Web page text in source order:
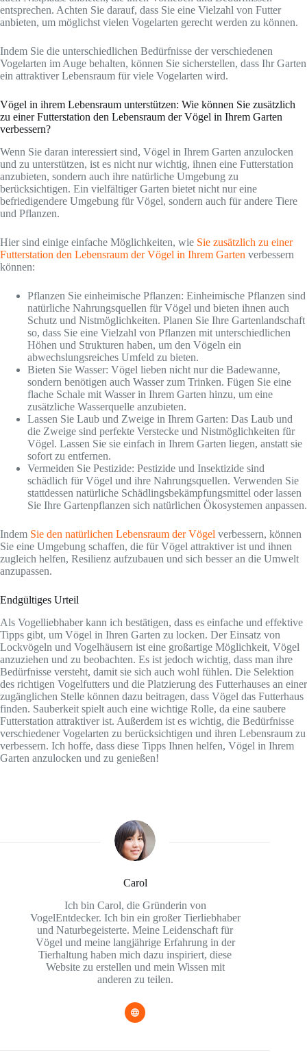
entsprechen. Achten Sie darauf, dass Sie eine Vielzahl von Futter
anbieten, um möglichst vielen Vogelarten gerecht werden zu können.
Indem Sie die unterschiedlichen Bedürfnisse der verschiedenen
Vogelarten im Auge behalten, können Sie sicherstellen, dass Ihr Garten
ein attraktiver Lebensraum für viele Vogelarten wird.
Vögel in ihrem Lebensraum unterstützen: Wie können Sie zusätzlich
zu einer Futterstation den Lebensraum der Vögel in Ihrem Garten
verbessern?
Wenn Sie daran interessiert sind, Vögel in Ihrem Garten anzulocken
und zu unterstützen, ist es nicht nur wichtig, ihnen eine Futterstation
anzubieten, sondern auch ihre natürliche Umgebung zu
berücksichtigen. Ein vielfältiger Garten bietet nicht nur eine
befriedigendere Umgebung für Vögel, sondern auch für andere Tiere
und Pflanzen.
Hier sind einige einfache Möglichkeiten, wie Sie zusätzlich zu einer
Futterstation den Lebensraum der Vögel in Ihrem Garten verbessern
können:
Pflanzen Sie einheimische Pflanzen: Einheimische Pflanzen sind
natürliche Nahrungsquellen für Vögel und bieten ihnen auch
Schutz und Nistmöglichkeiten. Planen Sie Ihre Gartenlandschaft
so, dass Sie eine Vielzahl von Pflanzen mit unterschiedlichen
Höhen und Strukturen haben, um den Vögeln ein
abwechslungsreiches Umfeld zu bieten.
Bieten Sie Wasser: Vögel lieben nicht nur die Badewanne,
sondern benötigen auch Wasser zum Trinken. Fügen Sie eine
flache Schale mit Wasser in Ihrem Garten hinzu, um eine
zusätzliche Wasserquelle anzubieten.
Lassen Sie Laub und Zweige in Ihrem Garten: Das Laub und
die Zweige sind perfekte Verstecke und Nistmöglichkeiten für
Vögel. Lassen Sie sie einfach in Ihrem Garten liegen, anstatt sie
sofort zu entfernen.
Vermeiden Sie Pestizide: Pestizide und Insektizide sind
schädlich für Vögel und ihre Nahrungsquellen. Verwenden Sie
stattdessen natürliche Schädlingsbekämpfungsmittel oder lassen
Sie Ihre Gartenpflanzen sich natürlichen Ökosystemen anpassen.
Indem Sie den natürlichen Lebensraum der Vögel verbessern, können
Sie eine Umgebung schaffen, die für Vögel attraktiver ist und ihnen
zugleich helfen, Resilienz aufzubauen und sich besser an die Umwelt
anzupassen.
Endgültiges Urteil
Als Vogelliebhaber kann ich bestätigen, dass es einfache und effektive
Tipps gibt, um Vögel in Ihren Garten zu locken. Der Einsatz von
Lockvögeln und Vogelhäusern ist eine großartige Möglichkeit, Vögel
anzuziehen und zu beobachten. Es ist jedoch wichtig, dass man ihre
Bedürfnisse versteht, damit sie sich auch wohl fühlen. Die Selektion
des richtigen Vogelfutters und die Platzierung des Futterhauses an einer
zugänglichen Stelle können dazu beitragen, dass Vögel das Futterhaus
finden. Sauberkeit spielt auch eine wichtige Rolle, da eine saubere
Futterstation attraktiver ist. Außerdem ist es wichtig, die Bedürfnisse
verschiedener Vogelarten zu berücksichtigen und ihren Lebensraum zu
verbessern. Ich hoffe, dass diese Tipps Ihnen helfen, Vögel in Ihrem
Garten anzulocken und zu genießen!
Carol
Ich bin Carol, die Gründerin von
VogelEntdecker. Ich bin ein großer Tierliebhaber
und Naturbegeisterte. Meine Leidenschaft für
Vögel und meine langjährige Erfahrung in der
Tierhaltung haben mich dazu inspiriert, diese
Website zu erstellen und mein Wissen mit
anderen zu teilen.